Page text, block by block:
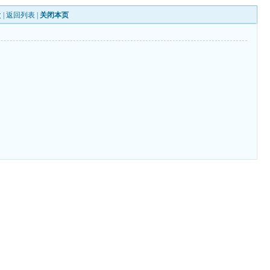
|返回列表 关闭本页